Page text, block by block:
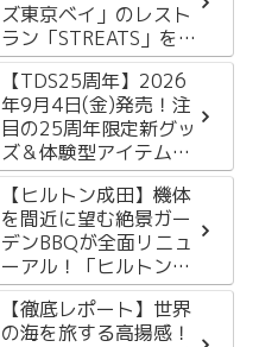
ズ東京ベイ」のレスト
ラン「STREATS」をレ
ポートします
【TDS25周年】2026
年9月4日(金)発売！注
目の25周年限定新グッ
ズ＆体験型アイテム3
選
【ヒルトン成田】機体
を間近に望む絶景ガー
デンBBQが全面リニュ
ーアル！「ヒルトンガ
ーデンバーベキュー
2026」徹底レポート
【徹底レポート】世界
の海を旅する高揚感！